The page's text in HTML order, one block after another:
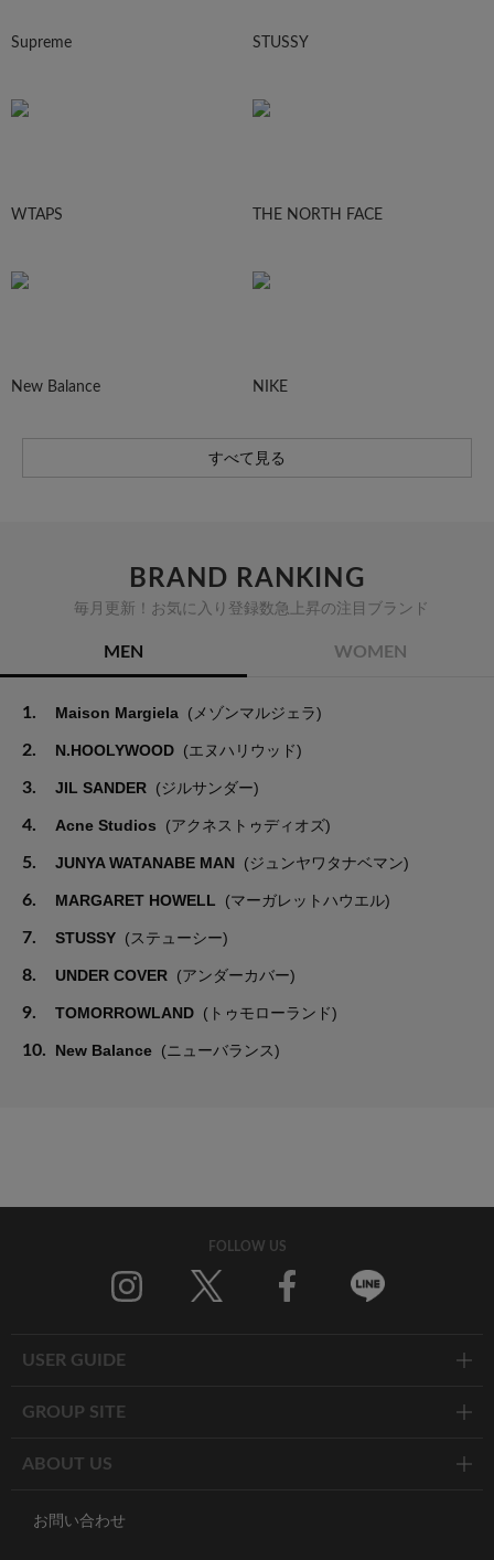
Supreme STUSSY
WTAPS THE NORTH FACE
New Balance NIKE
すべて見る
BRAND RANKING
毎月更新！お気に入り登録数急上昇の注目ブランド
MEN WOMEN
1. Maison Margiela (メゾンマルジェラ)
2. N.HOOLYWOOD (エヌハリウッド)
3. JIL SANDER (ジルサンダー)
4. Acne Studios (アクネストゥディオズ)
5. JUNYA WATANABE MAN (ジュンヤワタナベマン)
6. MARGARET HOWELL (マーガレットハウエル)
7. STUSSY (ステューシー)
8. UNDER COVER (アンダーカバー)
9. TOMORROWLAND (トゥモローランド)
10. New Balance (ニューバランス)
FOLLOW US
USER GUIDE
GROUP SITE
ABOUT US
お問い合わせ